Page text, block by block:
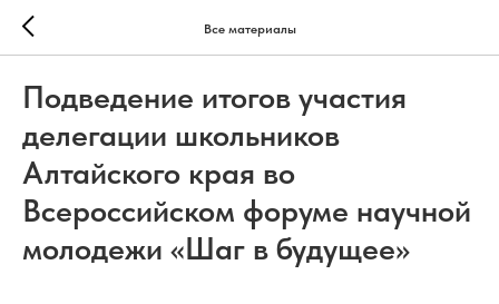
Все материалы
Подведение итогов участия
делегации школьников
Алтайского края во
Всероссийском форуме научной
молодежи «Шаг в будущее»